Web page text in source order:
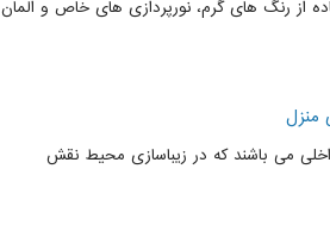
از رنگ های گرم، نورپردازی های خاص و المان
منزل
می باشند که در زیباسازی محیط نقش